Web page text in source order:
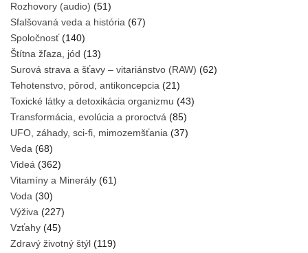
Rozhovory (audio) (51)
Sfalšovaná veda a história (67)
Spoločnosť(140)
Štítna žľaza, jód (13)
Surová strava a šťavy – vitariánstvo (RAW) (62)
Tehotenstvo, pôrod, antikoncepcia (21)
Toxické látky a detoxikácia organizmu (43)
Transformácia, evolúcia a proroctvá (85)
UFO, záhady, sci-fi, mimozemšťania (37)
Veda (68)
Videá (362)
Vitamíny a Minerály (61)
Voda (30)
Výživa (227)
Vzťahy (45)
Zdravý životný štýl (119)